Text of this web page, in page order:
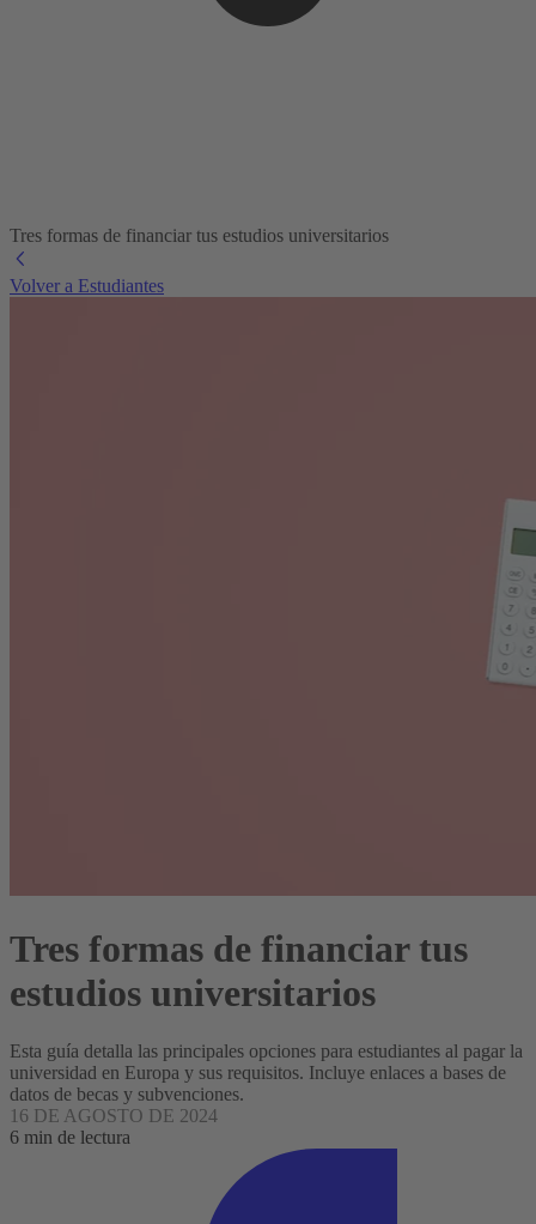
Tres formas de financiar tus estudios universitarios
Volver a Estudiantes
Tres formas de financiar tus
estudios universitarios
Esta guía detalla las principales opciones para estudiantes al pagar la
universidad en Europa y sus requisitos. Incluye enlaces a bases de
datos de becas y subvenciones.
16 DE AGOSTO DE 2024
6 min de lectura